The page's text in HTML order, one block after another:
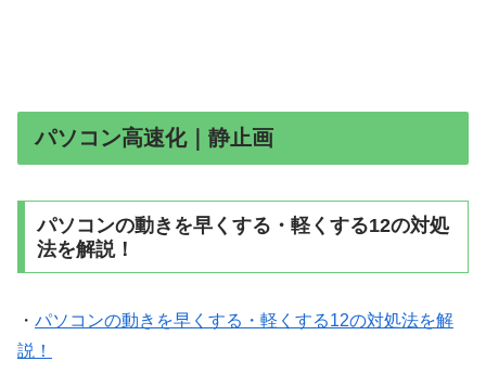
パソコン高速化｜静止画
パソコンの動きを早くする・軽くする12の対処
法を解説！
・ パソコンの動きを早くする・軽くする12の対処法を解
説！